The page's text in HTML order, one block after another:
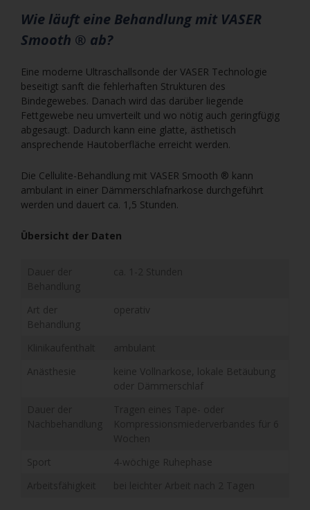
Wie läuft eine Behandlung mit VASER
Smooth ® ab?
Eine moderne Ultraschallsonde der VASER Technologie
beseitigt sanft die fehlerhaften Strukturen des
Bindegewebes. Danach wird das darüber liegende
Fettgewebe neu umverteilt und wo nötig auch geringfügig
abgesaugt. Dadurch kann eine glatte, ästhetisch
ansprechende Hautoberfläche erreicht werden.
Die Cellulite-Behandlung mit VASER Smooth ® kann
ambulant in einer Dämmerschlafnarkose durchgeführt
werden und dauert ca. 1,5 Stunden.
Übersicht der Daten
Art der
Behandlung
operativ
Anästhesie
keine Vollnarkose, lokale Betäubung
oder Dämmerschlaf
Sport
4-wöchige Ruhephase